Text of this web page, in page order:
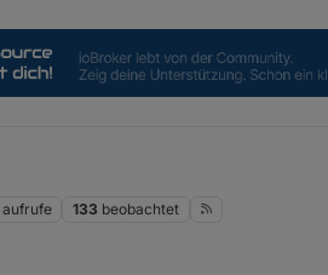
aufrufe 133 beobachtet